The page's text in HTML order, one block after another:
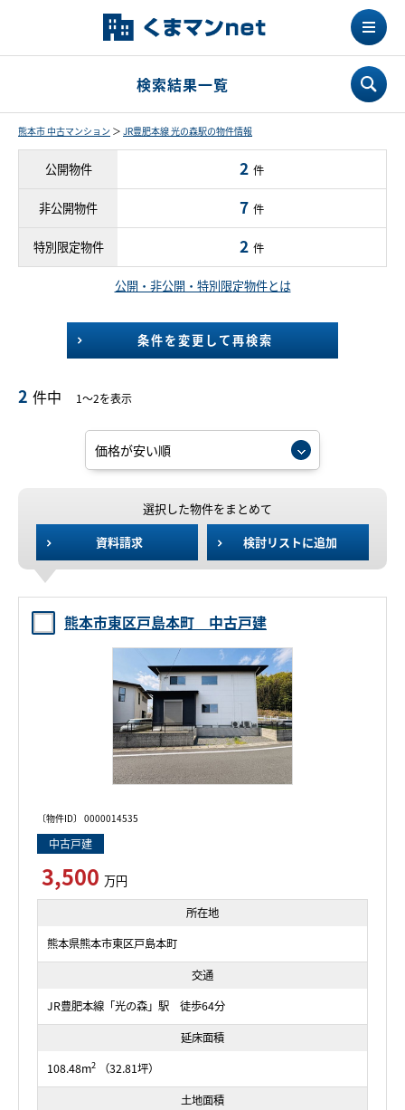
検索結果一覧
熊本市 中古マンション ＞ JR豊肥本線 光の森駅の物件情報
公開物件 2 件
非公開物件 7 件
特別限定物件 2 件
公開・非公開・特別限定物件とは
条件を変更して再検索
2 件中 1～2を表示
選択した物件をまとめて
資料請求
検討リストに追加
熊本市東区戸島本町 中古戸建
〔物件ID〕 0000014535
中古戸建
3,500 万円
所在地
熊本県熊本市東区戸島本町
交通
JR豊肥本線「光の森」駅 徒歩64分
延床面積
108.48m2
（32.81坪）
土地面積